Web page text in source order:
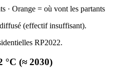
· Orange = où vont les partants
(effectif insuffisant).
RP2022.
°C (≈ 2030)